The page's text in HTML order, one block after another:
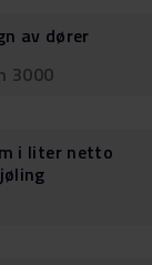
av dører
3000
i liter netto